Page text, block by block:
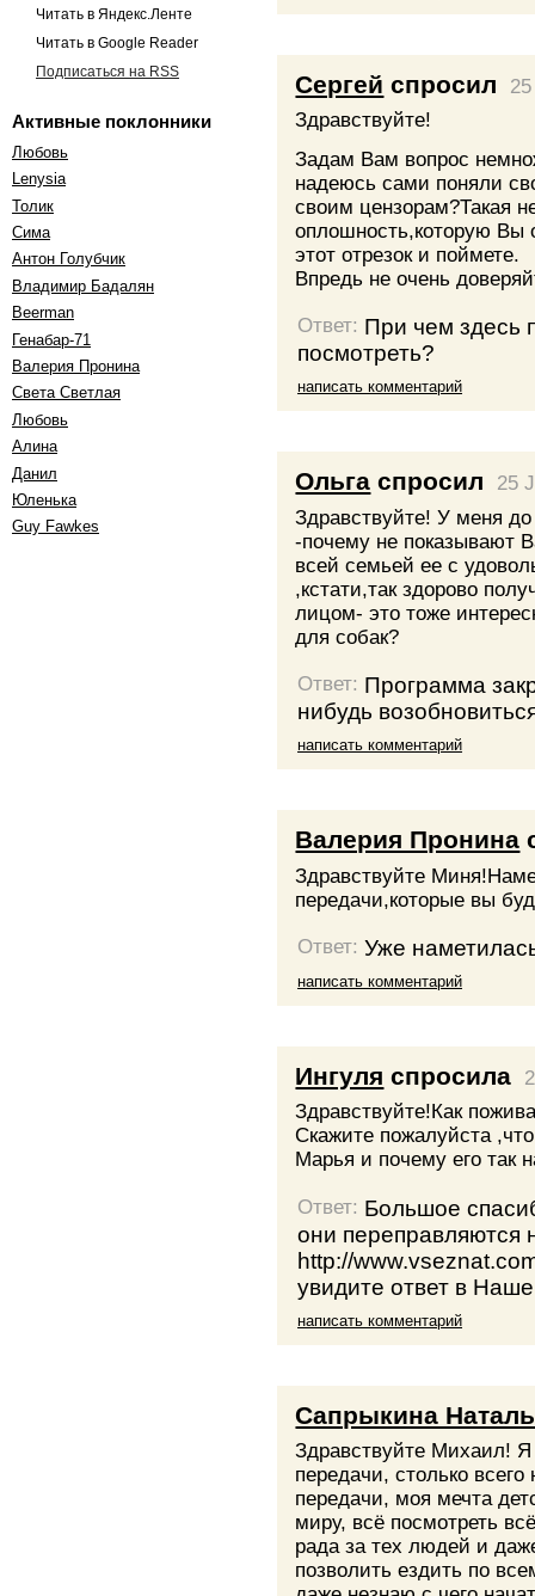
Читать в Яндекс.Ленте
Читать в Google Reader
Подписаться на RSS
Активные поклонники
Любовь
Lenysia
Толик
Сима
Антон Голубчик
Владимир Бадалян
Beerman
Генабар-71
Валерия Пронина
Света Светлая
Любовь
Алина
Данил
Юленька
Guy Fawkes
Сергей спросил
Здравствуйте!
Задам Вам вопрос
надеюсь сами поняли
своим цензорам?Такая
оплошность,которую Вы
этот отрезок и поймете.
Впредь не очень
Ответ: При чем здесь
посмотреть?
написать комментарий
Ольга спросил
25
Здравствуйте! У меня до
-почему не показывают
всей семьей ее с
,кстати,так здорово
лицом- это тоже
для собак?
Ответ: Программа
нибудь
написать комментарий
Валерия Пронина
Здравствуйте
передачи,которые вы
Ответ:Уже
написать комментарий
Ингуля спросила
Здравствуйте!Как
Скажите пожалуйста
Марья и почему его так
Ответ: Большое
они переправляются
http://
увидите ответ в
написать комментарий
Сапрыкина
Здравствуйте Михаил!
передачи, столько
передачи, моя мечта
миру, всё посмотреть
рада за тех людей и
позволить ездить по